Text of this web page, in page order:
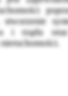
stworzenie
i rządu